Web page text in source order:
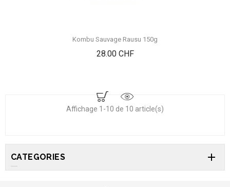
Kombu Sauvage Rausu 150g
28.00 CHFPrix
Affichage 1-10 de 10 article(s)
CATEGORIES 